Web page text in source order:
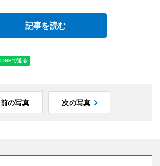
記事を読む
前の写真 次の写真